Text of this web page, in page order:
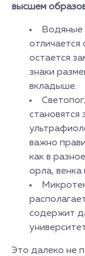
высшем
Водяные
остается
знаки
вкладыше.
становятся
важно
как в
орла,
содержит
Это далеко не